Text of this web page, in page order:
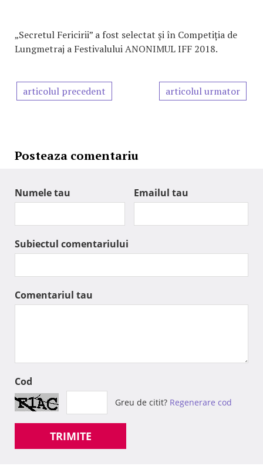
„Secretul Fericirii” a fost selectat și în Competiția de
Lungmetraj a Festivalului ANONIMUL IFF 2018.
articolul precedent articolul urmator
Posteaza comentariu
Numele tau Emailul tau
Subiectul comentariului
Comentariul tau
Cod
Greu de citit? Regenerare cod
TRIMITE